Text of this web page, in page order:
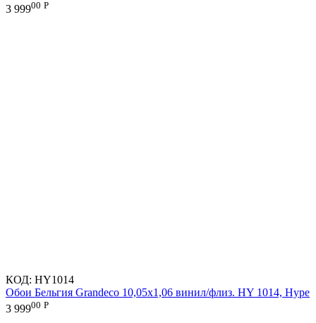
3 99900 Р
КОД: HY1014
Обои Бельгия Grandeco 10,05х1,06 винил/флиз. HY 1014, Hype
3 99900 Р